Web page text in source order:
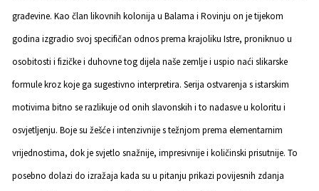
građevine. Kao član likovnih kolonija u Balama i Rovinju on je tijekom
godina izgradio svoj specifičan odnos prema krajoliku Istre, proniknuo u
osobitosti i fizičke i duhovne tog dijela naše zemlje i uspio naći slikarske
formule kroz koje ga sugestivno interpretira. Serija ostvarenja s istarskim
motivima bitno se razlikuje od onih slavonskih i to nadasve u koloritu i
osvjetljenju. Boje su žešće i intenzivnije s težnjom prema elementarnim
vrijednostima, dok je svjetlo snažnije, impresivnije i količinski prisutnije. To
posebno dolazi do izražaja kada su u pitanju prikazi povijesnih zdanja